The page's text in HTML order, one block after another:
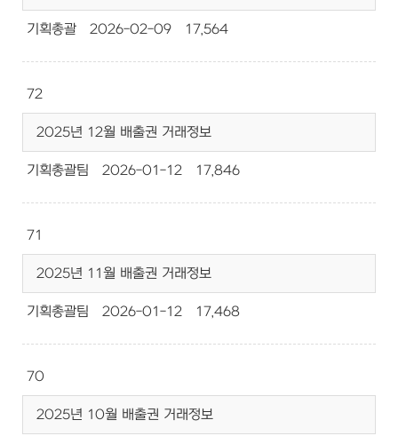
기획총괄 2026-02-09 17,564
72
2025년 12월 배출권 거래정보
기획총괄팀 2026-01-12 17,846
71
2025년 11월 배출권 거래정보
기획총괄팀 2026-01-12 17,468
70
2025년 10월 배출권 거래정보